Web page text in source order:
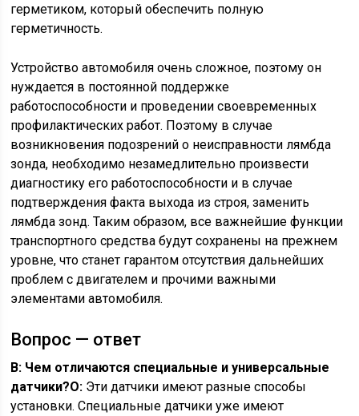
герметиком, который обеспечить полную
герметичность.
Устройство автомобиля очень сложное, поэтому он
нуждается в постоянной поддержке
работоспособности и проведении своевременных
профилактических работ. Поэтому в случае
возникновения подозрений о неисправности лямбда
зонда, необходимо незамедлительно произвести
диагностику его работоспособности и в случае
подтверждения факта выхода из строя, заменить
лямбда зонд. Таким образом, все важнейшие функции
транспортного средства будут сохранены на прежнем
уровне, что станет гарантом отсутствия дальнейших
проблем с двигателем и прочими важными
элементами автомобиля.
Вопрос — ответ
В: Чем отличаются специальные и универсальные
датчики?O: Эти датчики имеют разные способы
установки. Специальные датчики уже имеют